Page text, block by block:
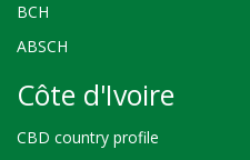
BCH
ABSCH
Côte d'Ivoire
CBD country profile